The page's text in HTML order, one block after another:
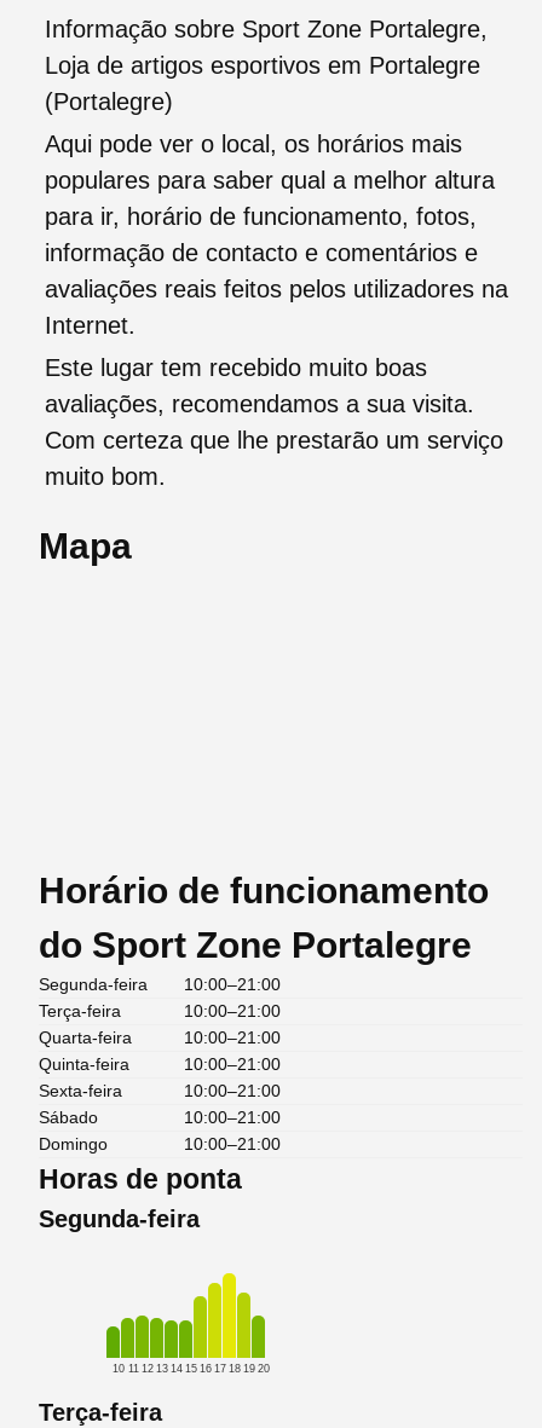
Informação sobre Sport Zone Portalegre,
Loja de artigos esportivos em Portalegre
(Portalegre)
Aqui pode ver o local, os horários mais
populares para saber qual a melhor altura
para ir, horário de funcionamento, fotos,
informação de contacto e comentários e
avaliações reais feitos pelos utilizadores na
Internet.
Este lugar tem recebido muito boas
avaliações, recomendamos a sua visita.
Com certeza que lhe prestarão um serviço
muito bom.
Mapa
Horário de funcionamento
do Sport Zone Portalegre
Segunda-feira
10:00–21:00
Terça-feira
10:00–21:00
Quarta-feira
10:00–21:00
Quinta-feira
10:00–21:00
Sexta-feira
10:00–21:00
Sábado
10:00–21:00
Domingo
10:00–21:00
Horas de ponta
Segunda-feira
10 11 12 13 14 15 16 17 18 19 20
Terça-feira